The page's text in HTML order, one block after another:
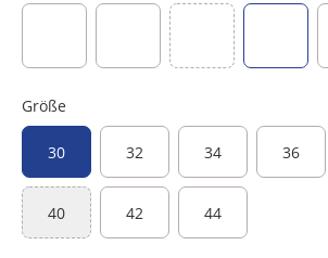
bordeaux grau
(Diese Option ist
Größe
30 32 34 36
40(Diese Option ist zurzeit nicht verfügbar.)
42 44